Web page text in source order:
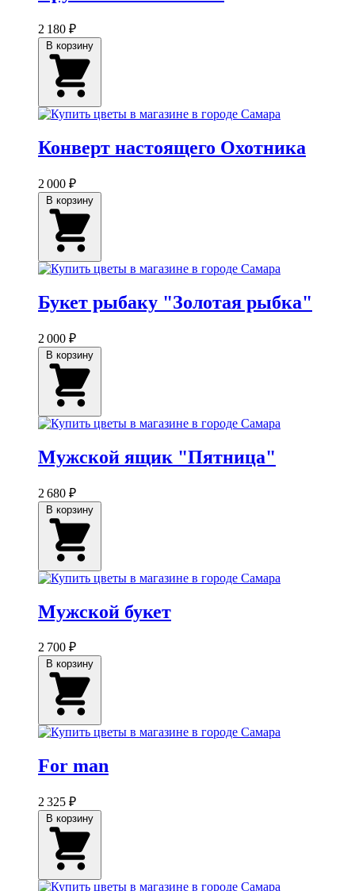
2 180 ₽
Конверт настоящего Охотника
2 000 ₽
Букет рыбаку "Золотая рыбка"
2 000 ₽
Мужской ящик "Пятница"
2 680 ₽
Мужской букет
2 700 ₽
For man
2 325 ₽